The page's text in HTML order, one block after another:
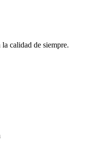
calidad de siempre.